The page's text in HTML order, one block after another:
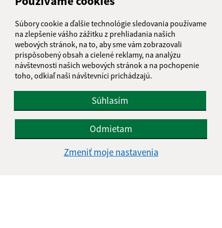
Súbory cookie a ďalšie technológie sledovania používame
na zlepšenie vášho zážitku z prehliadania našich
webových stránok, na to, aby sme vám zobrazovali
prispôsobený obsah a cielené reklamy, na analýzu
návštevnosti našich webových stránok a na pochopenie
toho, odkiaľ naši návštevníci prichádzajú.
Súhlasím
Odmietam
Zmeniť moje nastavenia
Informácie o stránke:
Vyhlásenie o prístupnosti